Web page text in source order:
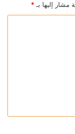
مشار إليها بـ *